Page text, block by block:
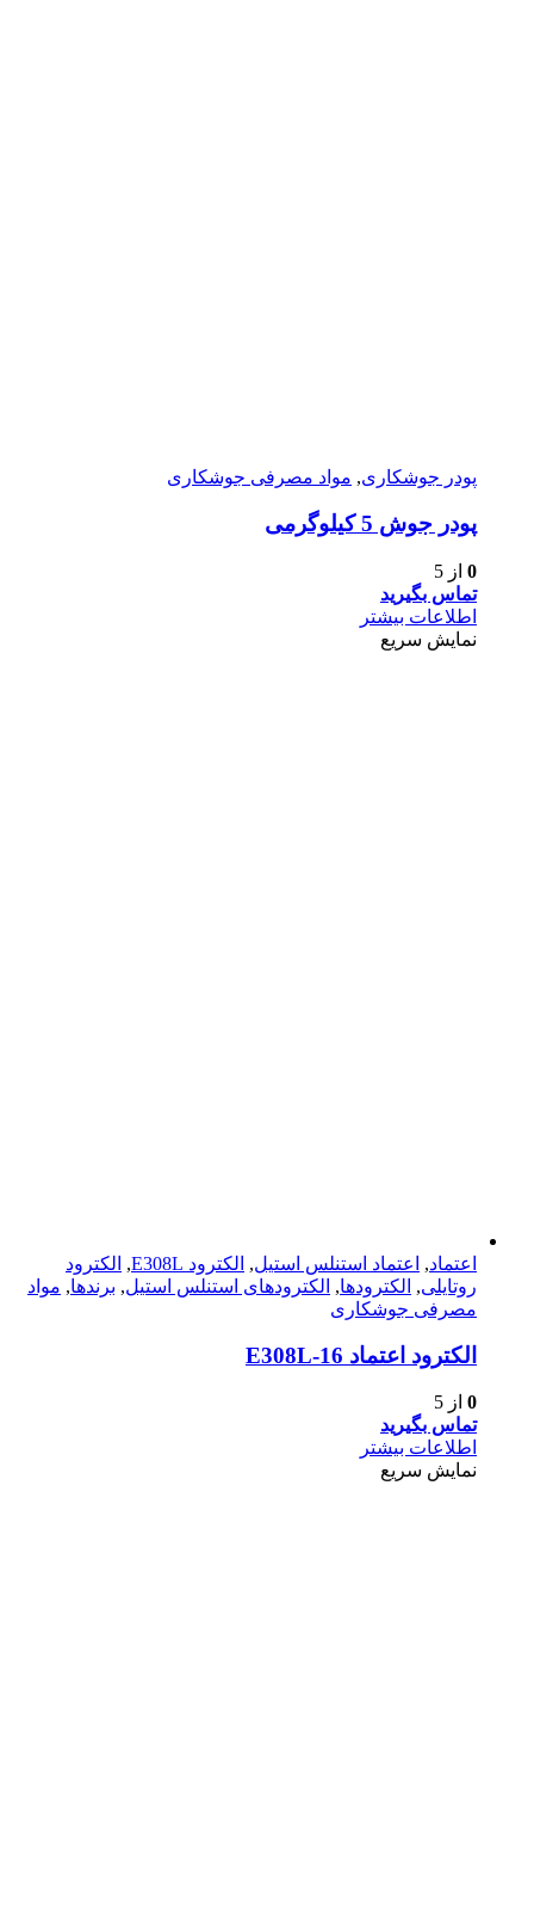
پودر جوشکاری, مواد مصرفی جوشکاری
پودر جوش 5 کیلوگرمی
0 از 5
تماس بگیرید
اطلاعات بیشتر
نمایش سریع
اعتماد, اعتماد استنلس استیل, الکترود E308L , الکترود
روتایلی, الکترودها, الکترودهای استنلس استیل, برندها, مواد
مصرفی جوشکاری
الکترود اعتماد E308L-16
0 از 5
تماس بگیرید
اطلاعات بیشتر
نمایش سریع